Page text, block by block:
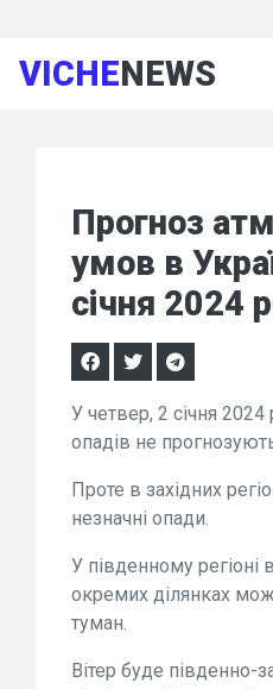
VICHENEWS
Прогноз
умов в
січня 2024
У четвер, 2 січня 2024
опадів не
Проте в західних
незначні опади.
У південному регіоні
окремих ділянках
туман.
Вітер буде південно-